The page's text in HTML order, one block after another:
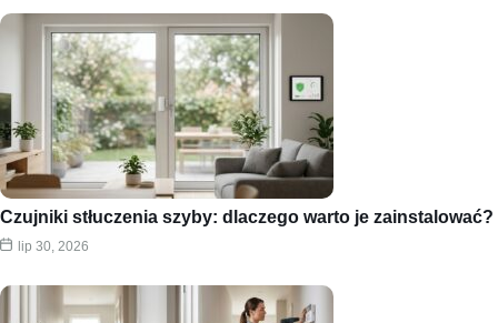
Czujniki stłuczenia szyby: dlaczego warto je zainstalować?
lip 30, 2026